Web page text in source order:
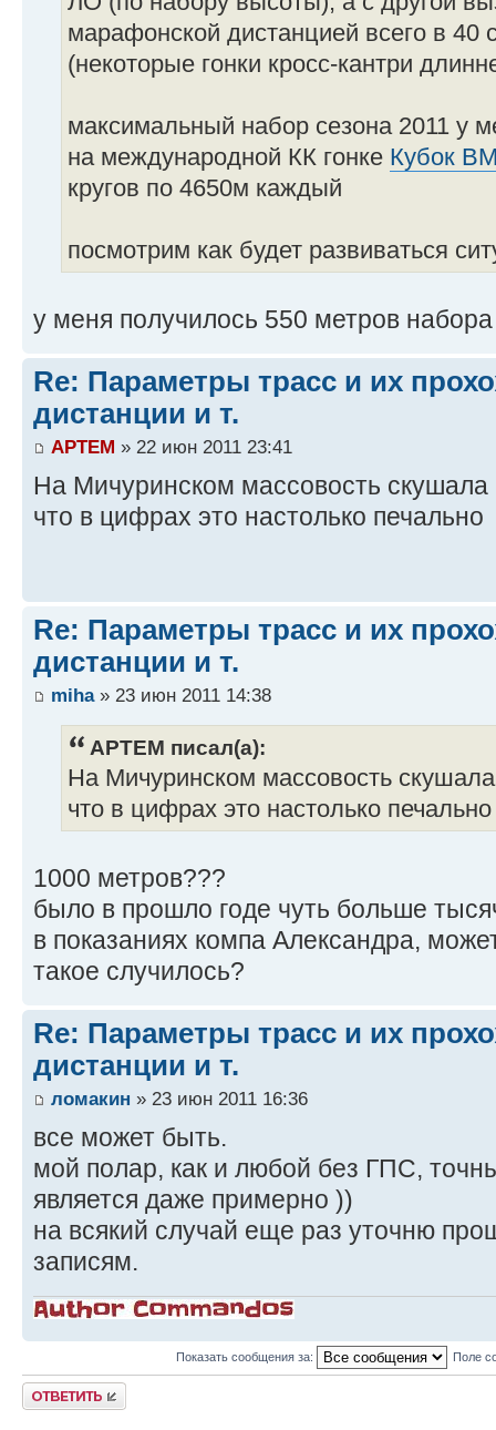
марафонской дистанцией всего в
(некоторые гонки кросс-кантри
максимальный набор сезона 2011 у
на международной КК гонке Кубок
кругов по 4650м каждый
посмотрим как будет развиваться
у меня получилось 550 метров
Re: Параметры трасс и их
дистанции и т.
APTEM » 22 июн 2011 23:41
На Мичуринском массовость
что в цифрах это настолько печально
Re: Параметры трасс и их
дистанции и т.
miha» 23 июн 2011 14:38
APTEM писал(а):
На Мичуринском массовость
что в цифрах это настолько печально
1000 метров???
было в прошло годе чуть больше
в показаниях компа Александра,
такое случилось?
Re: Параметры трасс и их
дистанции и т.
ломакин » 23 июн 2011 16:36
все может быть.
мой полар, как и любой без ГПС,
является даже примерно ))
на всякий случай еще раз уточню
записям.
Показать сообщения за: Поле
Ответить